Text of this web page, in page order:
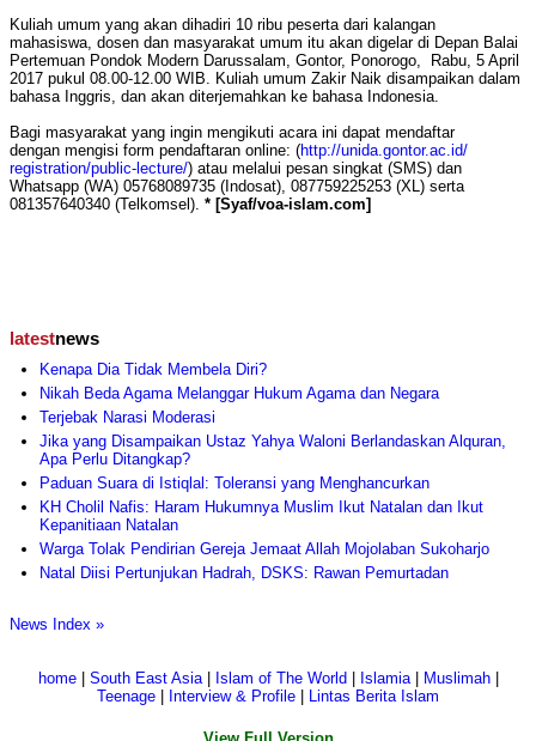
Kuliah umum yang akan dihadiri 10 ribu peserta dari kalangan
mahasiswa, dosen dan masyarakat umum itu akan digelar di Depan Balai
Pertemuan Pondok Modern Darussalam, Gontor, Ponorogo, Rabu, 5 April
2017 pukul 08.00-12.00 WIB. Kuliah umum Zakir Naik disampaikan dalam
bahasa Inggris, dan akan diterjemahkan ke bahasa Indonesia.
Bagi masyarakat yang ingin mengikuti acara ini dapat mendaftar
dengan mengisi form pendaftaran online: (http://unida.gontor.ac.id/
registration/public-lecture/) atau melalui pesan singkat (SMS) dan
Whatsapp (WA) 05768089735 (Indosat), 087759225253 (XL) serta
081357640340 (Telkomsel). * [Syaf/voa-islam.com]
latestnews
Kenapa Dia Tidak Membela Diri?
Nikah Beda Agama Melanggar Hukum Agama dan Negara
Terjebak Narasi Moderasi
Jika yang Disampaikan Ustaz Yahya Waloni Berlandaskan Alquran,
Apa Perlu Ditangkap?
Paduan Suara di Istiqlal: Toleransi yang Menghancurkan
KH Cholil Nafis: Haram Hukumnya Muslim Ikut Natalan dan Ikut
Kepanitiaan Natalan
Warga Tolak Pendirian Gereja Jemaat Allah Mojolaban Sukoharjo
Natal Diisi Pertunjukan Hadrah, DSKS: Rawan Pemurtadan
News Index »
home| South East Asia| Islam of The World Islamia| Muslimah|
Teenage
Interview & Profile Lintas Berita Islam